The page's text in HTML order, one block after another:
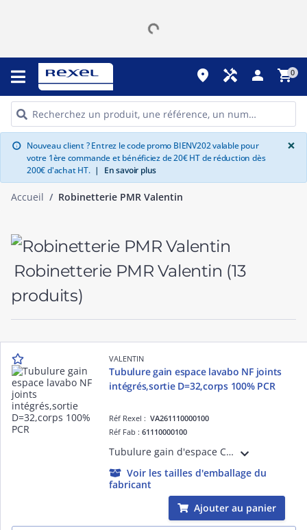
place handyman person shopping_cart0
info Nouveau client ? Entrez le code promo BIENV202 valable pour
votre 1ère commande et bénéficiez de 20€ HT de réduction dès
200€ d'achat HT. | En savoir plus
×
Accueil Robinetterie PMR Valentin
Robinetterie PMR Valentin (13
produits)
VALENTIN
Tubulure gain espace lavabo NF joints
intégrés,sortie D=32,corps 100% PCR
Réf Rexel :VA261110000100
Réf Fab :61110000100
Tubulure gain d'espace CONNECTIC, bi-matière, joints intégrés, H sous lavabo 39 mm, sortie D=32 mm, débit 36 l/min, corps 100 % recyclé, montage 10x plus rapide, réglable H/P, prises MàL et trop-plein, garde d'eau 50 mm.
Voir les tailles d'emballage du
fabricant
Ajouter au panier